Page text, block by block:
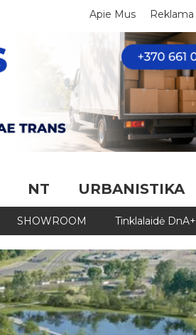
Apie Mus Reklama
NT URBANISTIKA
SHOWROOM Tinklalaidė DnA+